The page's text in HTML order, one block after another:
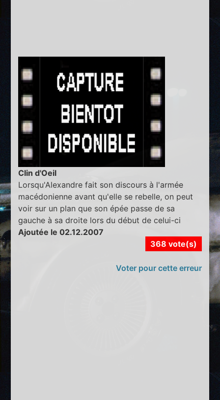
Clin d'Oeil
Lorsqu'Alexandre fait son discours à l'armée
macédonienne avant qu'elle se rebelle, on peut
voir sur un plan que son épée passe de sa
gauche à sa droite lors du début de celui-ci
Ajoutée le 02.12.2007
368 vote(s)
Voter pour cette erreur